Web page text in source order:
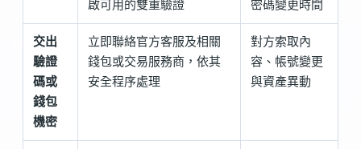
啟可用的雙重驗證
密碼變更時間
交出
驗證
碼或
錢包
機密
立即聯絡官方客服及相關
錢包或交易服務商，依其
安全程序處理
對方索取內
容、帳號變更
與資產異動